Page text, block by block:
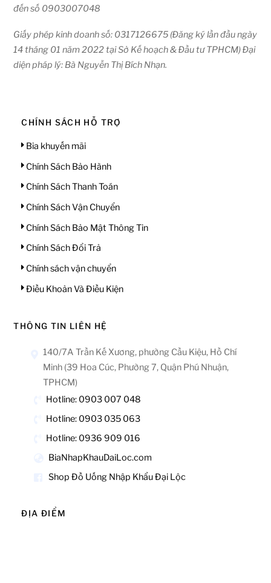
đến số 0903007048
Giấy phép kinh doanh số: 0317126675 (Đăng ký lần đầu ngày
14 tháng 01 năm 2022 tại Sở Kế hoạch & Đầu tư TPHCM) Đại
diện pháp lý: Bà Nguyễn Thị Bích Nhạn.
CHÍNH SÁCH HỖ TRỢ
Bia khuyến mãi
Chính Sách Bảo Hành
Chính Sách Thanh Toán
Chính Sách Vận Chuyển
Chính Sách Bảo Mật Thông Tin
Chính Sách Đổi Trả
Chính sách vận chuyển
Điều Khoản Và Điều Kiện
THÔNG TIN LIÊN HỆ
140/7A Trần Kế Xương, phường Cầu Kiệu, Hồ Chí
Minh (39 Hoa Cúc, Phường 7, Quận Phú Nhuận,
TPHCM)
Hotline: 0903 007 048
Hotline: 0903 035 063
Hotline: 0936 909 016
BiaNhapKhauDaiLoc.com
Shop Đồ Uống Nhập Khẩu Đại Lộc
ĐỊA ĐIỂM